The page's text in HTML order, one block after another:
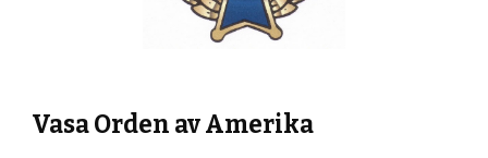
Vasa Orden av Amerika